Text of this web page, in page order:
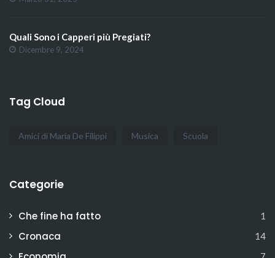
Quali Sono i Capperi più Pregiati?
Dicembre 9, 2024
Tag Cloud
Amici di Maria De Filippi Musica Scuola
Categorie
Che fine ha fatto 1
Cronaca 14